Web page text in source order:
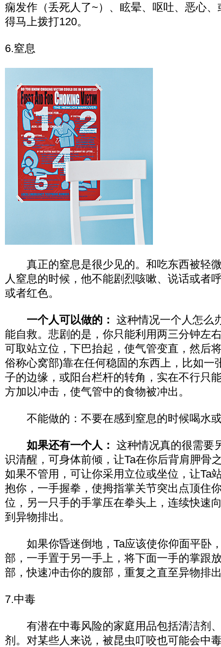
痫发作（丢死人了~）、眩晕、呕吐、恶心
得马上拨打120。
6.窒息
真正的窒息是很少见的。和吃东西被轻
人窒息的时候，他不能剧烈咳嗽、说话或者
或者红色。
一个人可以做的： 这种情况一个人怎么
能自救。悲剧的是，你只能利用两三分钟左
可取站立位，下巴抬起，使气管变直，然后
俗称心窝部)靠在任何稳固的东西上，比如一
子的边缘，或阳台栏杆的转角，实在不行只
方加以冲击，使气管中的食物被冲出。
不能做的：不要在感到窒息的时候喝水
如果还有一个人： 这种情况真的很需要
识清醒，可身体前倾，让Ta在你后背肩胛骨
如果不管用，可让你采用立位或坐位，让Ta
抱你，一手握拳，使拇指掌关节突出点顶住
位，另一只手的手掌压在拳头上，连续快速
到异物排出。
如果你昏迷倒地，Ta应该使你仰面平卧
部，一手置于另一手上，将下面一手的掌跟
部，快速冲击你的腹部，重复之直至异物排
7.中毒
有潜在中毒风险的家庭用品包括清洁剂
剂。对某些人来说，被昆虫叮咬也可能会中